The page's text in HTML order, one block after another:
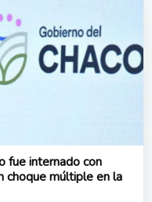
fue internado con
choque múltiple en la